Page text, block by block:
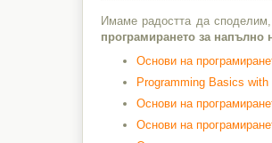
Имаме радостта да
програмирането за напълно
Основи на
Programming Basics
Основи на
Основи на